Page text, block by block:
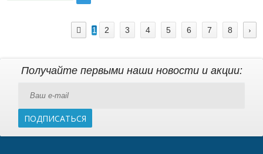
1 2 3 4 5 6 7 8
Получайте первыми наши новости и акции:
ПОДПИСАТЬСЯ